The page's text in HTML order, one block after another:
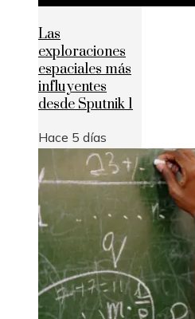
Las
exploraciones
espaciales más
influyentes
desde Sputnik 1
Hace 5 días